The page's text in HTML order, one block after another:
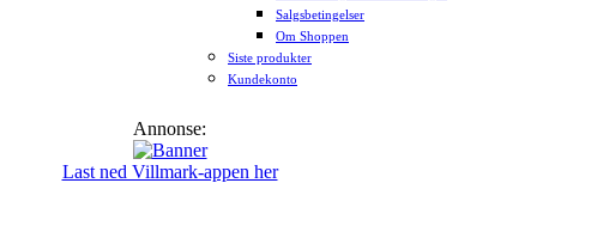
Salgsbetingelser
Om Shoppen
Siste produkter
Kundekonto
Annonse:
Last ned Villmark-appen her